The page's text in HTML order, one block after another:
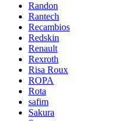
Randon
Rantech
Recambios
Redskin
Renault
Rexroth
Risa Roux
ROPA
Rota
safim
Sakura